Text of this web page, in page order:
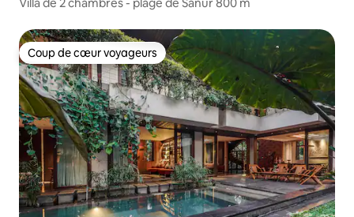
Coup de cœur voyageurs
Coup de cœur voyageurs